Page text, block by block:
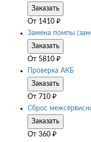
Заказать
От 1410 ₽
Замена помпы
Заказать
От 5810 ₽
Проверка АКБ
Заказать
От 710 ₽
Сброс
Заказать
От 360 ₽